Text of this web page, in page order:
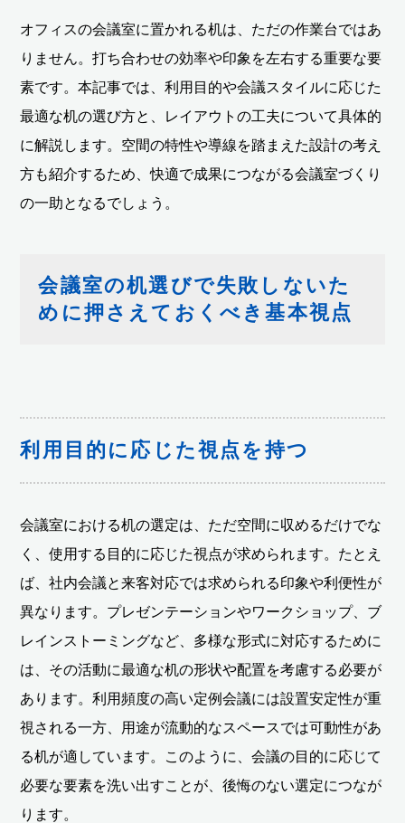
オフィスの会議室に置かれる机は、ただの作業台ではあ
りません。打ち合わせの効率や印象を左右する重要な要
素です。本記事では、利用目的や会議スタイルに応じた
最適な机の選び方と、レイアウトの工夫について具体的
に解説します。空間の特性や導線を踏まえた設計の考え
方も紹介するため、快適で成果につながる会議室づくり
の一助となるでしょう。
会議室の机選びで失敗しないた
めに押さえておくべき基本視点
利用目的に応じた視点を持つ
会議室における机の選定は、ただ空間に収めるだけでな
く、使用する目的に応じた視点が求められます。たとえ
ば、社内会議と来客対応では求められる印象や利便性が
異なります。プレゼンテーションやワークショップ、ブ
レインストーミングなど、多様な形式に対応するために
は、その活動に最適な机の形状や配置を考慮する必要が
あります。利用頻度の高い定例会議には設置安定性が重
視される一方、用途が流動的なスペースでは可動性があ
る机が適しています。このように、会議の目的に応じて
必要な要素を洗い出すことが、後悔のない選定につなが
ります。